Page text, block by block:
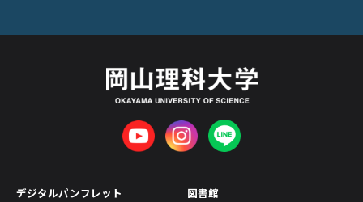
デジタルパンフレット
図書館